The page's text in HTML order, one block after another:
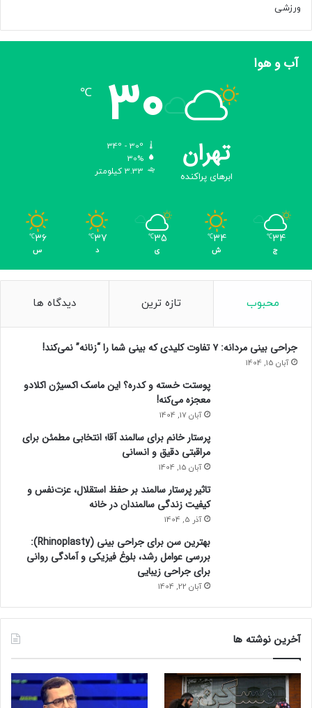
ن
ر
ورزشی
آب و هوا
تهران
ابرهای پراکنده
30
℃
30%
3.33 کیلومتر
34
℃
ج
34
℃
ش
35
℃
ی
37
℃
د
36
℃
س
محبوب تازه ترین دیدگاه ها
جراحی بینی مردانه: ۷ تفاوت کلیدی که بینی شما را “زنانه” نمی‌کند!
آبان 15, 1404
پوستت خسته و کدره؟ این ماسک اکسیژن اکلادو
معجزه می‌کنه!
آبان 17, 1404
پرستار خانم برای سالمند آقا؛ انتخابی مطمئن برای
مراقبتی دقیق و انسانی
آبان 15, 1404
تاثیر پرستار سالمند بر حفظ استقلال، عزت‌نفس و
کیفیت زندگی سالمندان در خانه
آذر 5, 1404
بهترین سن برای جراحی بینی (Rhinoplasty):
بررسی عوامل رشد، بلوغ فیزیکی و آمادگی روانی
برای جراحی زیبایی
آبان 22, 1404
آخرین نوشته ها